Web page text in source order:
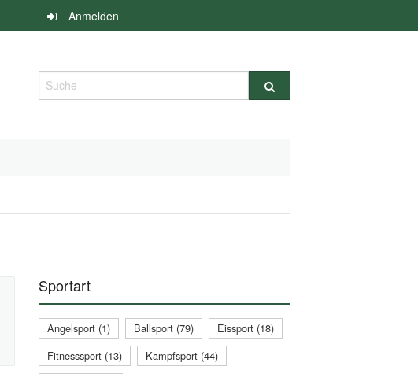
Anmelden
Suche
Sportart
Angelsport (1) Ballsport (79)
Eissport (18)
Fitnesssport (13)
Kampfsport (44)